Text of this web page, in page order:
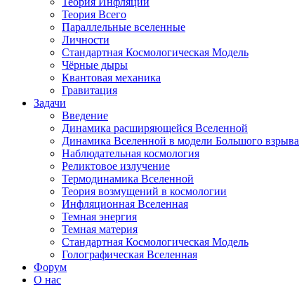
Теория Всего
Параллельные вселенные
Личности
Стандартная Космологическая Модель
Чёрные дыры
Квантовая механика
Гравитация
Задачи
Введение
Динамика расширяющейся Вселенной
Динамика Вселенной в модели Большого взрыва
Наблюдательная космология
Реликтовое излучение
Термодинамика Вселенной
Теория возмущений в космологии
Инфляционная Вселенная
Темная энергия
Темная материя
Стандартная Космологическая Модель
Голографическая Вселенная
Форум
О нас